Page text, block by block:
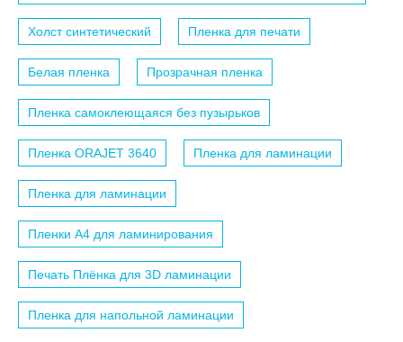
Холст синтетический Пленка для печати
Белая пленка Прозрачная пленка
Пленка самоклеющаяся без пузырьков
Пленка ORAJET 3640 Пленка для ламинации
Пленка для ламинации
Пленки A4 для ламинирования
Печать Плёнка для 3D ламинации
Пленка для напольной ламинации